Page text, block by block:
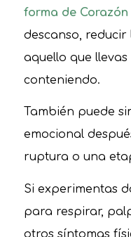
forma de Corazón
descanso,
aquello que
conteniendo.
También puede
emocional
ruptura o una
Si experimentas
para respirar,
otros síntomas